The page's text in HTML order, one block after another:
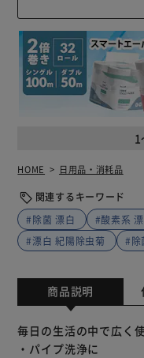
HOME 日用品・消耗品
関連するキーワード
#除菌 漂白
#酸素系
#漂白 紀陽除虫菊
#除
商品説明
毎日の生活の中で広く使
・パイプ洗浄に